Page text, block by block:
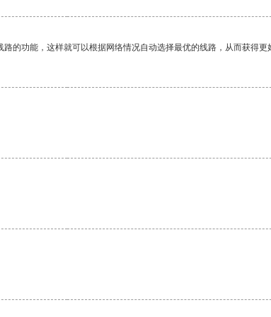
的功能，这样就可以根据网络情况自动选择最优的线路，从而获得更